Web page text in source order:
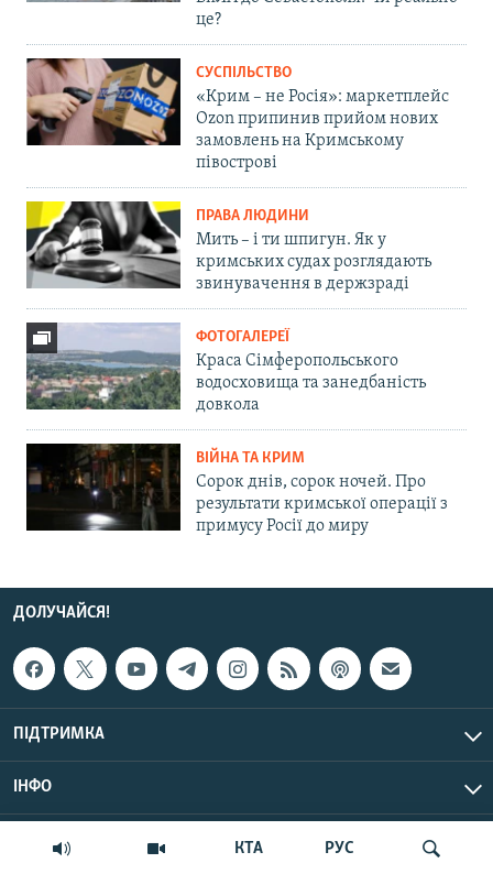
КТА РУС
це?
СУСПІЛЬСТВО
«Крим – не Росія»: маркетплейс
Ozon припинив прийом нових
замовлень на Кримському
півострові
ПРАВА ЛЮДИНИ
Мить – і ти шпигун. Як у
кримських судах розглядають
звинувачення в держзраді
ФОТОГАЛЕРЕЇ
Краса Сімферопольського
водосховища та занедбаність
довкола
ВІЙНА ТА КРИМ
Сорок днів, сорок ночей. Про
результати кримської операції з
примусу Росії до миру
ДОЛУЧАЙСЯ!
ПІДТРИМКА
ІНФО
© Крим.Реалії, 2026 | Усі права застережено.